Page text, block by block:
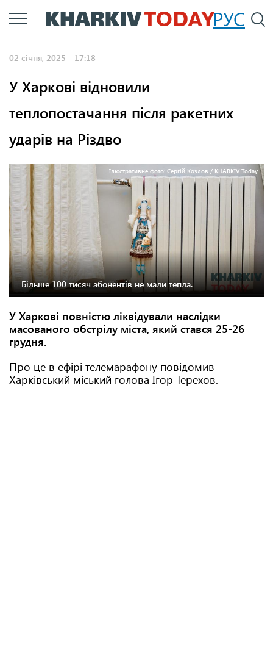
Перейти
до
РУС
02 січня, 2025 - 17:18
У Харкові відновили
теплопостачання після ракетних
ударів на Різдво
Ілюстративне фото: Сергій Козлов / KHARKIV Today
Більше 100 тисяч абонентів не мали тепла.
У Харкові повністю ліквідували наслідки
масованого обстрілу міста, який стався 25-26
грудня.
Про це в ефірі телемарафону повідомив
Харківський міський голова Ігор Терехов.